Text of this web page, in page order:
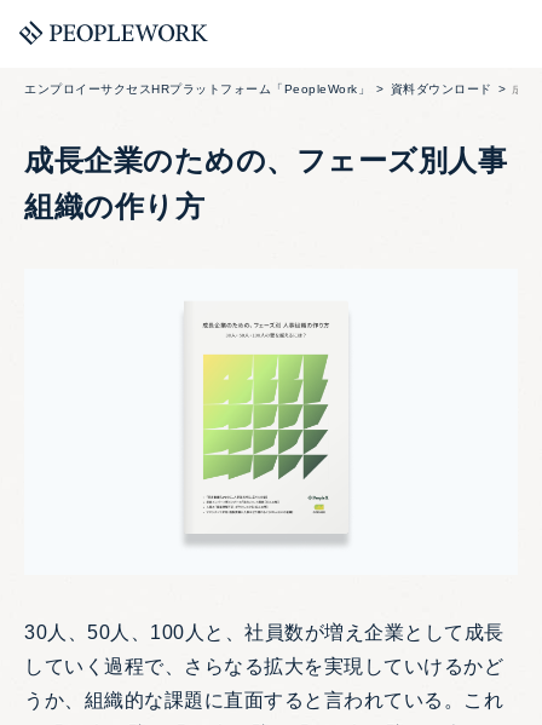
エンプロイーサクセスHRプラットフォーム「PeopleWork」 資料ダウンロード 成長
成長企業のための、フェーズ別人事
組織の作り方
30人、50人、100人と、社員数が増え企業として成長
していく過程で、さらなる拡大を実現していけるかど
うか、組織的な課題に直面すると言われている。これ